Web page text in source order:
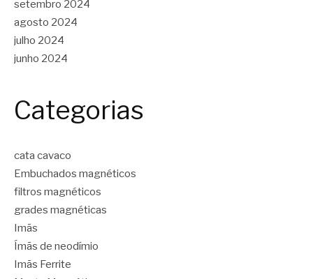
setembro 2024
agosto 2024
julho 2024
junho 2024
Categorias
cata cavaco
Embuchados magnéticos
filtros magnéticos
grades magnéticas
Imãs
Ímãs de neodímio
Imãs Ferrite